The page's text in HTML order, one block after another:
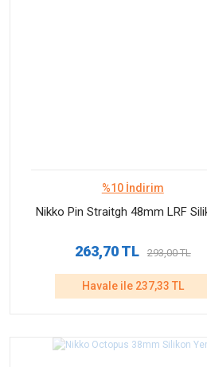
%10 İndirim
Nikko Pin Straitgh 48mm LRF
263,70 TL 293,00 TL
Havale ile 237,33 TL